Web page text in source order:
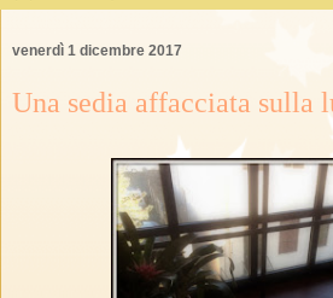
venerdì 1 dicembre 2017
Una sedia affacciata sulla